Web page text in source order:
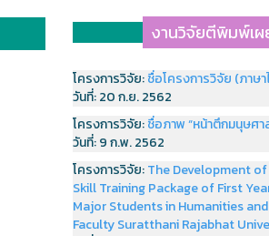
งานวิจัยตีพิมพ์เ
โครงการวิจัย:ชื่อโครงการวิจัย (ภาษา
วันที่:20 ก.ย. 2562
โครงการวิจัย:ชื่อภาพ “หน้าตึกมนุษศา
วันที่:9 ก.พ. 2562
โครงการวิจัย:The Development
Skill Training Package of First
Major Students in Humanities
Faculty Suratthani Rajabhat